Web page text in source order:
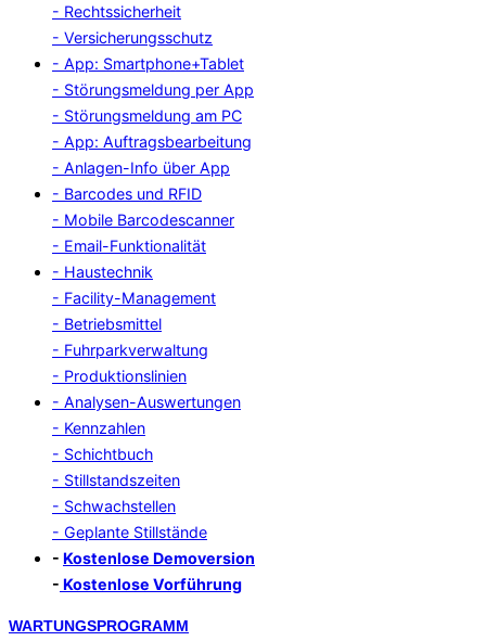
- Rechtssicherheit
- Versicherungsschutz
- App: Smartphone+Tablet
- Störungsmeldung per App
- Störungsmeldung am PC
- App: Auftragsbearbeitung
- Anlagen-Info über App
- Barcodes und RFID
- Mobile Barcodescanner
- Email-Funktionalität
- Haustechnik
- Facility-Management
- Betriebsmittel
- Fuhrparkverwaltung
- Produktionslinien
- Analysen-Auswertungen
- Kennzahlen
- Schichtbuch
- Stillstandszeiten
- Schwachstellen
- Geplante Stillstände
- Kostenlose Demoversion
- Kostenlose Vorführung
Zum
WARTUNGSPROGRAMM